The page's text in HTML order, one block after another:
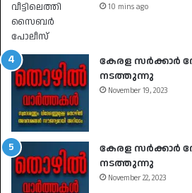
10 mins ago
കേരള സർക്കാർ
നടത്തുന്നു
November 19, 2023
കേരള സർക്കാർ
നടത്തുന്നു
November 22, 2023